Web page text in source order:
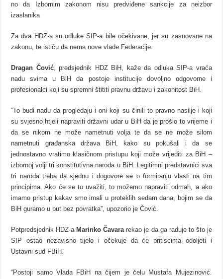
no da Izbornim zakonom nisu predviđene sankcije za neizbor
izaslanika
Za dva HDZ-a su odluke SIP-a bile očekivane, jer su zasnovane na
zakonu, te ističu da nema nove vlade Federacije.
Dragan Čović, predsjednik HDZ BiH, kaže da odluka SIP-a vraća
nadu svima u BiH da postoje institucije dovoljno odgovorne i
profesionalci koji su spremni štititi pravnu državu i zakonitost BiH.
“To budi nadu da progledaju i oni koji su činili to pravno nasilje i koji
su svjesno htjeli napraviti državni udar u BiH da je prošlo to vrijeme i
da se nikom ne može nametnuti volja te da se ne može silom
nametnuti građanska država BiH, kako su pokušali i da se
jednostavno vratimo klasičnom pristupu koji može vrijediti za BiH –
izbornoj volji tri konstitutivna naroda u BiH. Legitimni predstavnici sva
tri naroda treba da sjednu i dogovore se o formiranju vlasti na tim
principima. Ako će se to uvažiti, to možemo napraviti odmah, a ako
imamo pristup kakav smo imali u proteklih sedam dana, bojim se da
BiH guramo u put bez povratka”, upozorio je Čović.
Potpredsjednik HDZ-a Marinko Čavara rekao je da ga raduje to što je
SIP ostao nezavisno tijelo i očekuje da će pritiscima odoljeti i
Ustavni sud FBiH.
“Postoji samo Vlada FBiH na čijem je čelu Mustafa Mujezinović.